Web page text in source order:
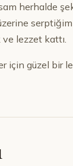
herhalde
ve lezzet kattı.
için güzel bir